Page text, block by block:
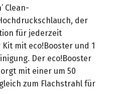
Clean-
der
für jederzeit
mit eco!Booster und 1
Der eco!Booster
mit einer um 50
zum Flachstrahl für